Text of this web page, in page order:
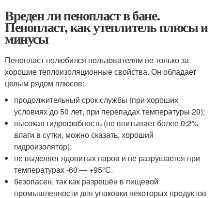
Вреден ли пенопласт в бане.
Пенопласт, как утеплитель плюсы и
минусы
Пенопласт полюбился пользователям не только за
хорошие теплоизоляционные свойства. Он обладает
целым рядом плюсов:
продолжительный срок службы (при хороших
условиях до 50 лет, при перепадах температуры 20);
высокая гидрофобность (не впитывает более 0,2%
влаги в сутки, можно сказать, хороший
гидроизолятор);
не выделяет ядовитых паров и не разрушается при
температурах -60 — +95°С.
безопасен, так как разрешён в пищевой
промышленности для упаковки некоторых продуктов